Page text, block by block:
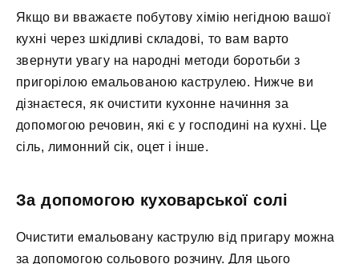
Якщо ви вважаєте побутову хімію негідною вашої
кухні через шкідливі складові, то вам варто
звернути увагу на народні методи боротьби з
пригорілою емальованою каструлею. Нижче ви
дізнаєтеся, як очистити кухонне начиння за
допомогою речовин, які є у господині на кухні. Це
сіль, лимонний сік, оцет і інше.
За допомогою куховарської солі
Очистити емальовану каструлю від пригару можна
за допомогою сольового розчину. Для цього